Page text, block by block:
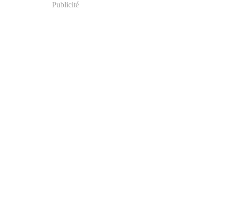
Publicité